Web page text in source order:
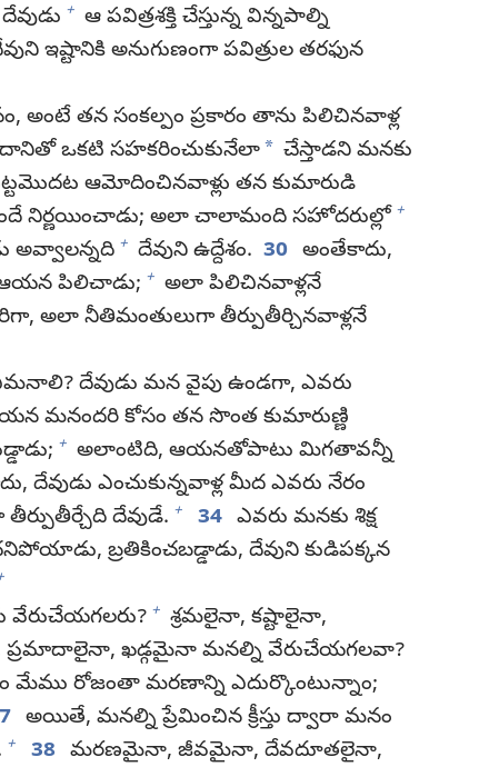
+ ఆ పవిత్రశక్తి చేస్తున్న విన్నపాల్ని
ఇష్టానికి అనుగుణంగా పవిత్రుల తరఫున
అంటే తన సంకల్పం ప్రకారం తాను పిలిచినవాళ్ల
ఒకటి సహకరించుకునేలా* చేస్తాడని మనకు
ఆమోదించినవాళ్లు తన కుమారుడి
నిర్ణయించాడు; అలా చాలామంది సహోదరుల్లో +
అవ్వాలన్నది + దేవుని ఉద్దేశం. 30 అంతేకాదు,
పిలిచాడు; + అలా పిలిచినవాళ్లనే
అలా నీతిమంతులుగా తీర్పుతీర్చినవాళ్లనే
దేవుడు మన వైపు ఉండగా, ఎవరు
మనందరి కోసం తన సొంత కుమారుణ్ణి
+ అలాంటిది, ఆయనతోపాటు మిగతావన్నీ
దేవుడు ఎంచుకున్నవాళ్ల మీద ఎవరు నేరం
దేవుడే. + 34 ఎవరు మనకు శిక్ష
బ్రతికించబడ్డాడు, దేవుని కుడిపక్కన
వేరుచేయగలరు? + శ్రమలైనా, కష్టాలైనా,
ఖడ్గమైనా మనల్ని వేరుచేయగలవా?
మేము రోజంతా మరణాన్ని ఎదుర్కొంటున్నాం;
అయితే, మనల్ని ప్రేమించిన క్రీస్తు ద్వారా మనం
+ 38 మరణమైనా, జీవమైనా, దేవదూతలైనా,